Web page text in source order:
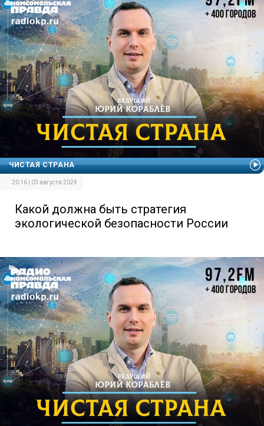
ЧИСТАЯ СТРАНА
20:16 | 03 августа 2024
Какой должна быть стратегия
экологической безопасности России